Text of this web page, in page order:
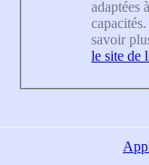
adaptées
savoir
le site de